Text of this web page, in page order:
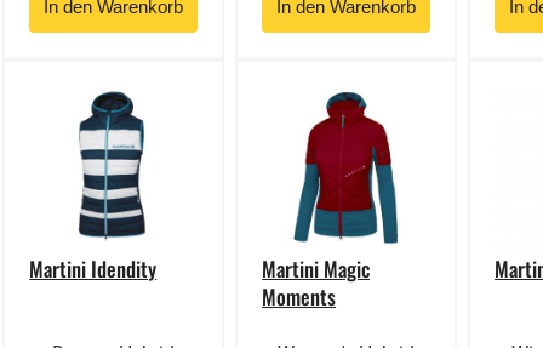
Martini Idendity
Martini Magic
Moments